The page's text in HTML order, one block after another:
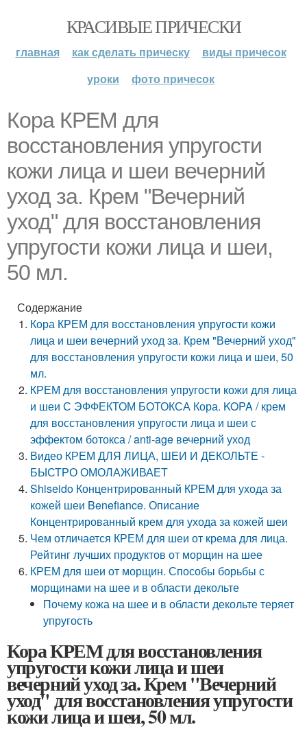
КРАСИВЫЕ ПРИЧЕСКИ
главная как сделать прическу
виды причесок
уроки
фото причесок
Кора КРЕМ для
восстановления упругости
кожи лица и шеи вечерний
уход за. Крем "Вечерний
уход" для восстановления
упругости кожи лица и шеи,
50 мл.
Содержание
Кора КРЕМ для восстановления упругости кожи
лица и шеи вечерний уход за. Крем "Вечерний уход"
для восстановления упругости кожи лица и шеи, 50
мл.
КРЕМ для восстановления упругости кожи для лица
и шеи С ЭФФЕКТОМ БОТОКСА Кора. KOPA / крем
для восстановления упругости лица и шеи с
эффектом ботокса / anti-age вечерний уход
Видео КРЕМ ДЛЯ ЛИЦА, ШЕИ И ДЕКОЛЬТЕ -
БЫСТРО ОМОЛАЖИВАЕТ
Shiseido Концентрированный КРЕМ для ухода за
кожей шеи Benefiance. Описание
Концентрированный крем для ухода за кожей шеи
Чем отличается КРЕМ для шеи от крема для лица.
Рейтинг лучших продуктов от морщин на шее
КРЕМ для шеи от морщин. Способы борьбы с
морщинами на шее и в области декольте
Почему кожа на шее и в области декольте теряет
упругость
Кора КРЕМ для восстановления
упругости кожи лица и шеи
вечерний уход за. Крем "Вечерний
уход" для восстановления упругости
кожи лица и шеи, 50 мл.